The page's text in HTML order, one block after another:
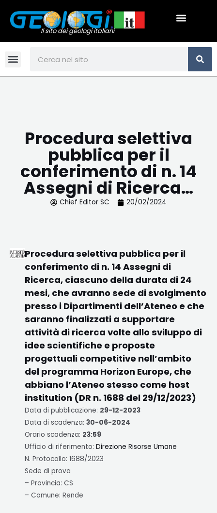
contenuto
Il sito dei geologi italiani
Menu
Menu
Procedura selettiva
pubblica per il
conferimento di n. 14
Assegni di Ricerca…
Chief Editor SC 20/02/2024
Procedura selettiva pubblica per il
conferimento di n. 14 Assegni di
Ricerca, ciascuno della durata di 24
mesi, che avranno sede di svolgimento
presso i Dipartimenti dell’Ateneo e che
saranno finalizzati a supportare
attività di ricerca volte allo sviluppo di
idee scientifiche e proposte
progettuali competitive nell’ambito
del programma Horizon Europe, che
abbiano l’Ateneo stesso come host
institution (DR n. 1688 del 29/12/2023)
Data di pubblicazione: 29-12-2023
Data di scadenza:30-06-2024
Orario scadenza: 23:59
Ufficio di riferimento:Direzione Risorse Umane
N. Protocollo: 1688/2023
Sede di prova
– Provincia: CS
– Comune: Rende